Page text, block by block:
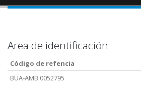
Area de identificación
Código de refencia
BUA-AMB 0052795